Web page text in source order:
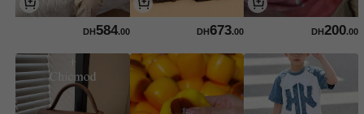
DH200.00
DH673.00
DH584.00